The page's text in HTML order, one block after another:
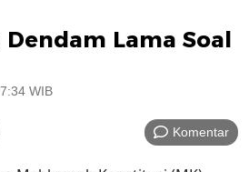
Lama Soal
WIB
Komentar